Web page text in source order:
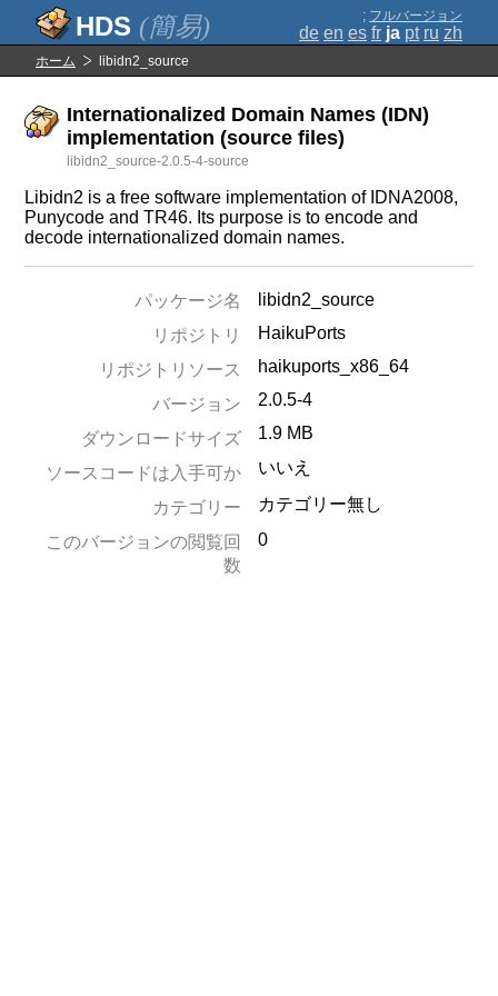
(簡易) ; フルバージョン
de en es fr ja pt ru zh
ホーム libidn2_source
Internationalized Domain Names (IDN)
implementation (source files)
libidn2_source-2.0.5-4-source
Libidn2 is a free software implementation of IDNA2008,
Punycode and TR46. Its purpose is to encode and
decode internationalized domain names.
パッケージ名
libidn2_source
リポジトリ
HaikuPorts
リポジトリソース
haikuports_x86_64
バージョン
2.0.5-4
ダウンロードサイズ 1.9 MB
ソースコードは入手可か いいえ
カテゴリー
カテゴリー無し
このバージョンの閲覧回
数
0